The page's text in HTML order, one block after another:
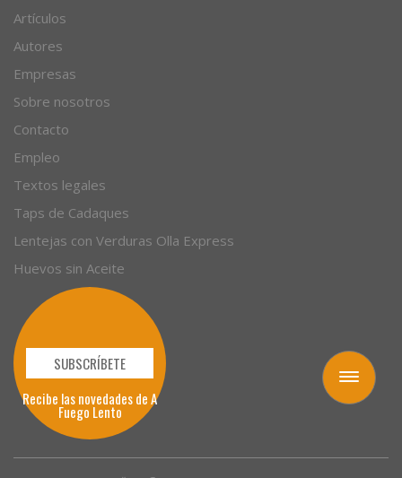
Toggle
navigation
Artículos
Autores
Empresas
Sobre nosotros
Contacto
Empleo
Textos legales
Taps de Cadaques
Lentejas con Verduras Olla Express
Huevos sin Aceite
SUBSCRÍBETE
Recibe las novedades de A
Fuego Lento